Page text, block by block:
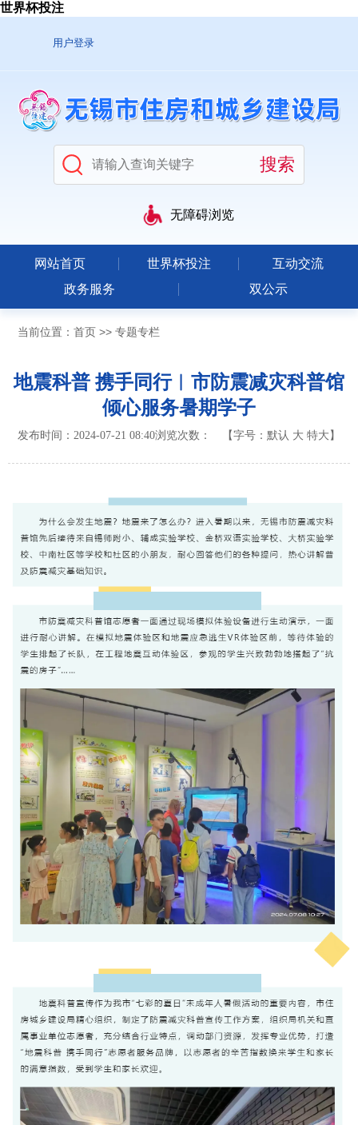
世界杯投注
用户登录
无障碍浏览
网站首页 世界杯投注
互动交流
政务服务
双公示
当前位置： 首页>> 专题专栏
地震科普 携手同行︱市防震减灾科普馆
倾心服务暑期学子
发布时间：2024-07-21 08:40浏览次数： 【字号： 默认 大 特大 】